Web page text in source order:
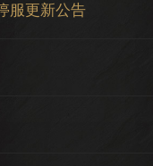
服更新公告